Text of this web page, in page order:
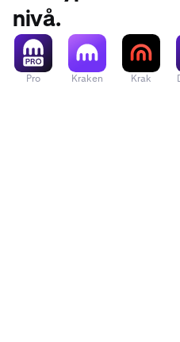
nivå.
Pro Kraken Krak